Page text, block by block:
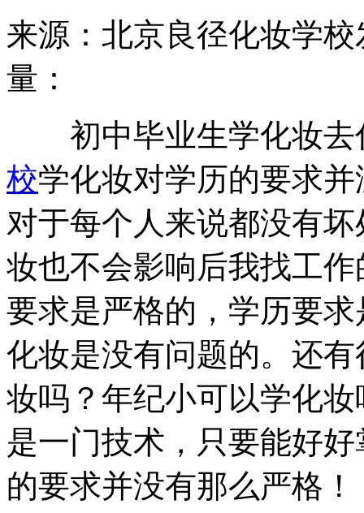
来源：北京良径化妆学校
量：
初中毕业生学化妆去
校学化妆对学历的要求
对于每个人来说都没有
妆也不会影响后我找工
要求是严格的，学历要
化妆是没有问题的。还
妆吗？年纪小可以学化
是一门技术，只要能好
的要求并没有那么严格！